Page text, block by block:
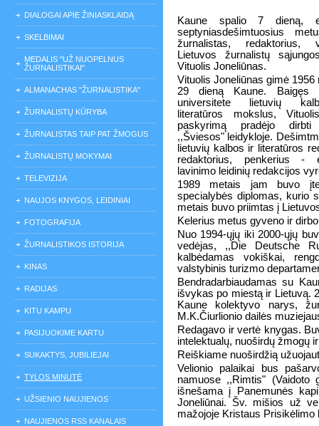
DIALOGAI APIE ŽINIASKLAIDĄ
SKELBIMAI
MEDALIS "UŽ NUOPELNUS
ŽURNALISTIKAI"
ALMANACHAS "ŽURNALISTIKA"
ŽURNALISTŲ KŪRYBA
ŽURNALISTAS TAIP PAT ŽMOGUS
ŽURNALISTŲ MOKYMAI
TELEVIZIJA
NAUJOS KNYGOS, LEIDINIAI
FOTOGRAFIJA
ŽURNALISTIKOS ISTORIJA
KINAS
RADIJAS
KITU KAMPU
PASIJUOKIME KARTU
SUKAKTYS, JUBILIEJAI
TYLOS MINUTĖ
UŽSIENIO NAUJIENOS
NAUJIENOS RSS KANALAIS
Kaune spalio 7 dieną,
septyniasdešimtuosius
žurnalistas, redaktorius,
Lietuvos žurnalistų
Vituolis Joneliūnas.
Vituolis Joneliūnas gimė 1956
29 dieną Kaune. Baigęs
universitete lietuvių
literatūros mokslus,
paskyrimą pradėjo dirbti
,,Šviesos" leidykloje.
lietuvių kalbos ir literatūros
redaktorius, penkerius -
lavinimo leidinių redakcijos
1989 metais jam buvo
specialybės diplomas, kurio
metais buvo priimtas į
Kelerius metus gyveno ir
Nuo 1994-ųjų iki 2000-ųjų
vedėjas, ,,Die Deutsche
kalbėdamas vokiškai,
valstybinis turizmo
Bendradarbiaudamas su
išvykas po miestą ir Lietuvą.
Kaune kolektyvo narys,
M.K.Čiurlionio dailės
Redagavo ir vertė knygas.
intelektualų, nuoširdų žmogų
Reiškiame nuoširdžią
Velionio palaikai bus
namuose ,,Rimtis"
išnešama į Panemunės
Joneliūnai. Šv. mišios už
mažojoje Kristaus